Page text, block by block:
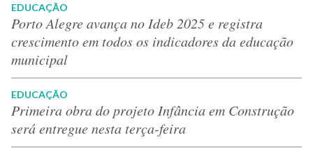
EDUCAÇÃO
Porto Alegre avança no Ideb 2025 e registra
crescimento em todos os indicadores da educação
municipal
EDUCAÇÃO
Primeira obra do projeto Infância em Construção
será entregue nesta terça-feira